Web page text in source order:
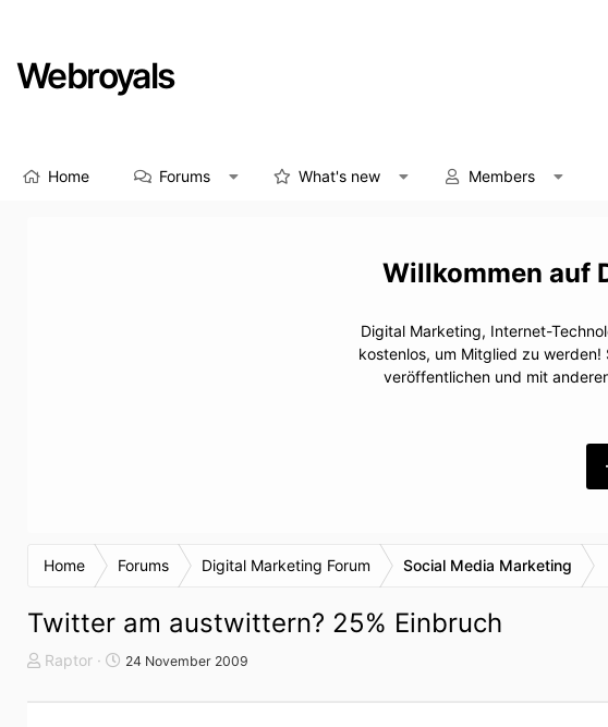
Webroyals
Home Forums What's new Members
Digital Marketing, Internet-
kostenlos, um Mitglied zu
veröffentlichen und mit
Home Forums Digital Marketing Forum Social Media Marketing
Twitter am austwittern? 25% Einbruch
T
Raptor
S
24 November 2009